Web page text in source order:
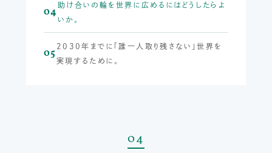
04
助け合いの輪を世界に広めるにはどうしたらよ
いか。
05
2030年までに「誰一人取り残さない」世界を
実現するために。
04